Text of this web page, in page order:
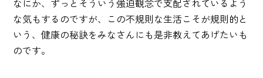
なにか、ずっとそういう強迫観念で支配されているよう
な気もするのですが、この不規則な生活こそが規則的と
いう、健康の秘訣をみなさんにも是非教えてあげたいも
のです。